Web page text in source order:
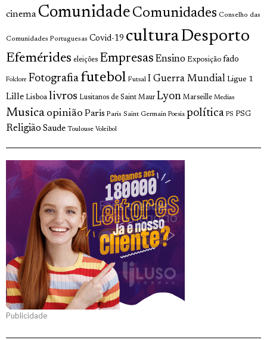
cinema Comunidade Comunidades Conselho das
Comunidades Portuguesas Covid-19 culturaDesporto
Efemérides eleições Empresas Ensino Exposição fado
Folclore Fotografia futebol Futsal I Guerra Mundial Ligue 1
Lille Lisboa livros Lusitanos de Saint Maur Lyon Marseille Medias
Musica opinião Paris Paris Saint Germain Poesia política PS PSG
Religião Saude Toulouse Voleibol
Publicidade